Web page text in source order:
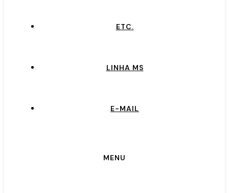
ETC.
LINHA MS
E-MAIL
MENU